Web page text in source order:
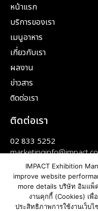
หน้าแรก
บริการของเรา
เมนูอาหาร
เกี่ยวกับเรา
ผลงาน
ข่าวสาร
ติดต่อเรา
ติดต่อเรา
02 833 5252
IMPACT Exhibition
improve website
more details บริษัท อิมแพ็
งานคุกกี้ (Cookies) เ
ประสิทธิภาพการใช้งานเว็บ